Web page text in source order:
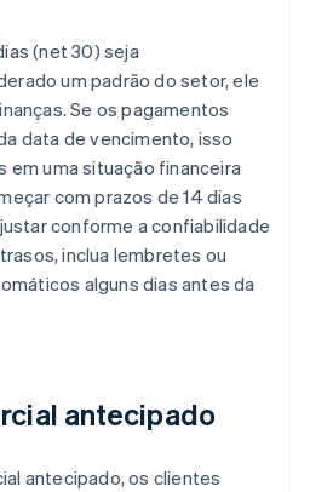
(net 30) seja
um padrão do setor, ele
Se os pagamentos
data de vencimento, isso
em uma situação financeira
com prazos de 14 dias
conforme a confiabilidade
inclua lembretes ou
alguns dias antes da
antecipado
antecipado, os clientes